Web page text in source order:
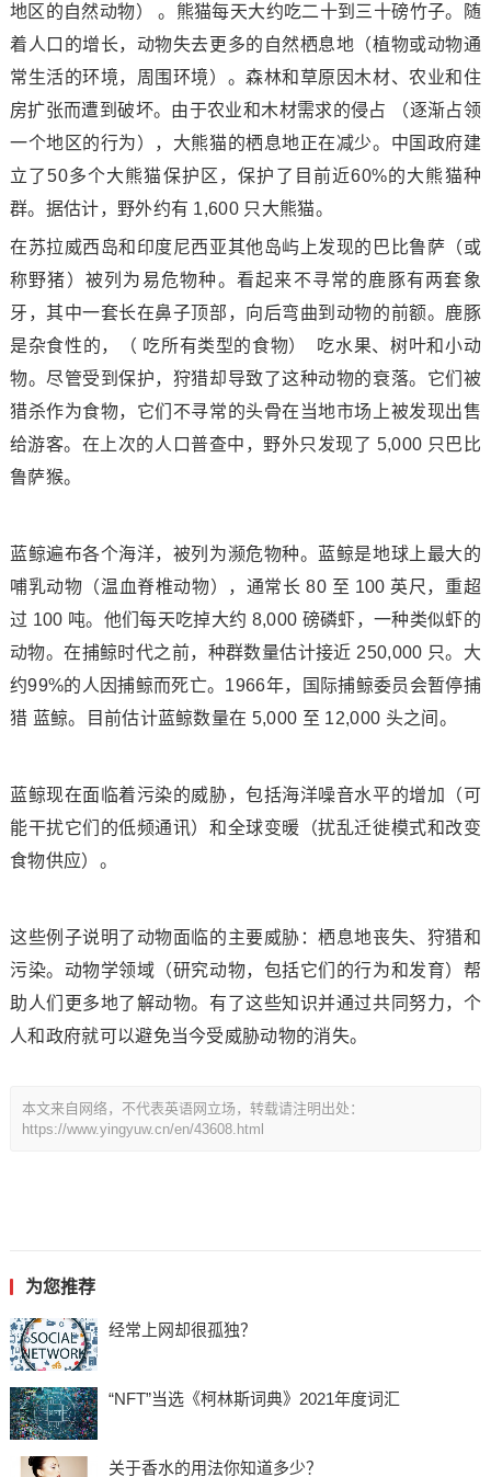
地区的自然动物） 。熊猫每天大约吃二十到三十磅竹子。随
着人口的增长，动物失去更多的自然栖息地（植物或动物通
常生活的环境，周围环境）。森林和草原因木材、农业和住
房扩张而遭到破坏。由于农业和木材需求的侵占 （逐渐占领
一个地区的行为），大熊猫的栖息地正在减少。中国政府建
立了50多个大熊猫保护区，保护了目前近60%的大熊猫种
群。据估计，野外约有 1,600 只大熊猫。
在苏拉威西岛和印度尼西亚其他岛屿上发现的巴比鲁萨（或
称野猪）被列为易危物种。看起来不寻常的鹿豚有两套象
牙，其中一套长在鼻子顶部，向后弯曲到动物的前额。鹿豚
是杂食性的，（ 吃所有类型的食物） 吃水果、树叶和小动
物。尽管受到保护，狩猎却导致了这种动物的衰落。它们被
猎杀作为食物，它们不寻常的头骨在当地市场上被发现出售
给游客。在上次的人口普查中，野外只发现了 5,000 只巴比
鲁萨猴。
蓝鲸遍布各个海洋，被列为濒危物种。蓝鲸是地球上最大的
哺乳动物（温血脊椎动物），通常长 80 至 100 英尺，重超
过 100 吨。他们每天吃掉大约 8,000 磅磷虾，一种类似虾的
动物。在捕鲸时代之前，种群数量估计接近 250,000 只。大
约99%的人因捕鲸而死亡。1966年，国际捕鲸委员会暂停捕
猎 蓝鲸。目前估计蓝鲸数量在 5,000 至 12,000 头之间。
蓝鲸现在面临着污染的威胁，包括海洋噪音水平的增加（可
能干扰它们的低频通讯）和全球变暖（扰乱迁徙模式和改变
食物供应）。
这些例子说明了动物面临的主要威胁：栖息地丧失、狩猎和
污染。动物学领域（研究动物，包括它们的行为和发育）帮
助人们更多地了解动物。有了这些知识并通过共同努力，个
人和政府就可以避免当今受威胁动物的消失。
本文来自网络，不代表英语网立场，转载请注明出处：
https://www.yingyuw.cn/en/43608.html
为您推荐
经常上网却很孤独？
“NFT”当选《柯林斯词典》2021年度词汇
关于香水的用法你知道多少？